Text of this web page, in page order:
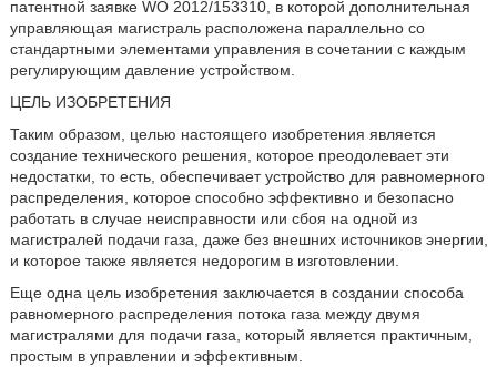
патентной заявке WO 2012/153310, в которой дополнительная
управляющая магистраль расположена параллельно со
стандартными элементами управления в сочетании с каждым
регулирующим давление устройством.
ЦЕЛЬ ИЗОБРЕТЕНИЯ
Таким образом, целью настоящего изобретения является
создание технического решения, которое преодолевает эти
недостатки, то есть, обеспечивает устройство для равномерного
распределения, которое способно эффективно и безопасно
работать в случае неисправности или сбоя на одной из
магистралей подачи газа, даже без внешних источников энергии,
и которое также является недорогим в изготовлении.
Еще одна цель изобретения заключается в создании способа
равномерного распределения потока газа между двумя
магистралями для подачи газа, который является практичным,
простым в управлении и эффективным.